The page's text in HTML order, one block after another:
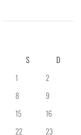
S
D
1
2
8
9
15
16
22
23